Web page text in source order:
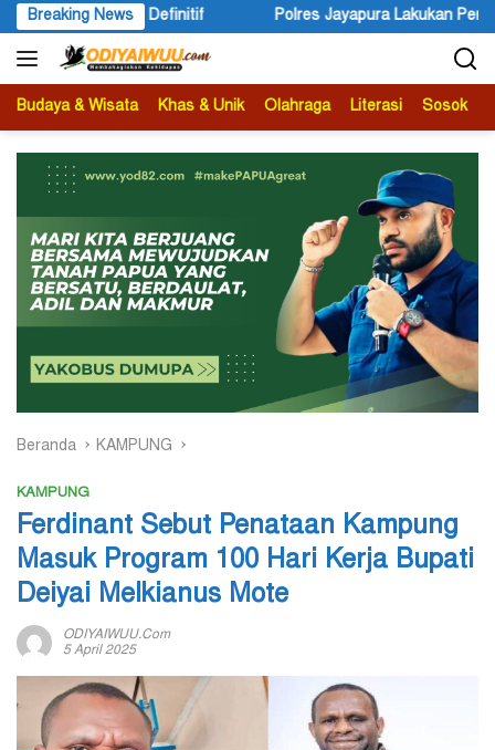
Langsung
ke
konten
Breaking News
Definitif Polres Jayapura Lakukan Penyelidikan Pasca
Budaya & Wisata Khas & Unik Olahraga Literasi Sosok
Beranda KAMPUNG
KAMPUNG
Ferdinant Sebut Penataan Kampung
Masuk Program 100 Hari Kerja Bupati
Deiyai Melkianus Mote
ODIYAIWUU.com
5 April 2025